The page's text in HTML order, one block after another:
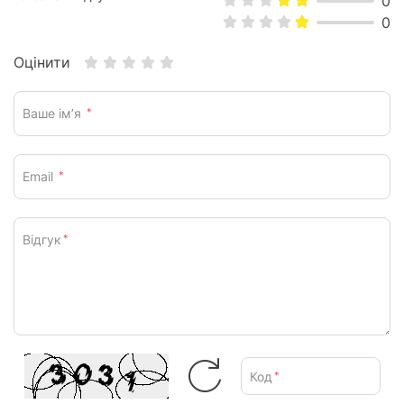
0
Оцінити
Ваше ім’я *
Email *
Відгук *
Код *